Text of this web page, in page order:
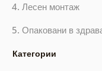
4. Лесен монтаж
5. Опаковани в
Категории